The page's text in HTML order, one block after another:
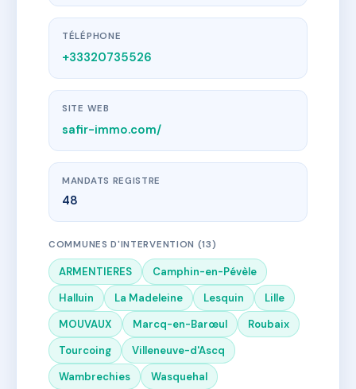
TÉLÉPHONE
+33320735526
SITE WEB
safir-immo.com/
MANDATS REGISTRE
48
COMMUNES D'INTERVENTION (13)
ARMENTIERES
Camphin-en-Pévèle
Halluin
La Madeleine Lesquin
Lille
MOUVAUX
Marcq-en-Barœul
Roubaix
Tourcoing
Villeneuve-d'Ascq
Wambrechies
Wasquehal